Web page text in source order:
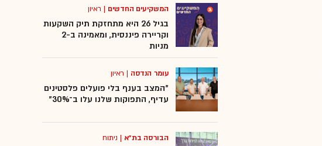
המשקיעים החדשים | ראיון
בגיל 26 היא מתחזקת תיק השקעות
וקריירה פיננסית, ומאמינה ב-2
מניות
עומר הנדסה | ראיון
"המצב בענף בלי פועלים פלסטינים
עדיף, התפוקות שלנו עלו ב־30%"
הבורסה בת"א | ניתוח